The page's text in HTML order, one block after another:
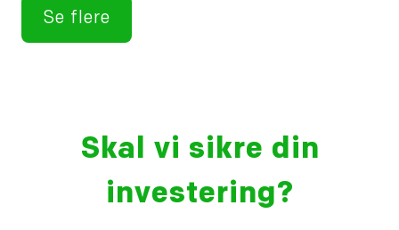
Se flere
Skal vi sikre din
investering?